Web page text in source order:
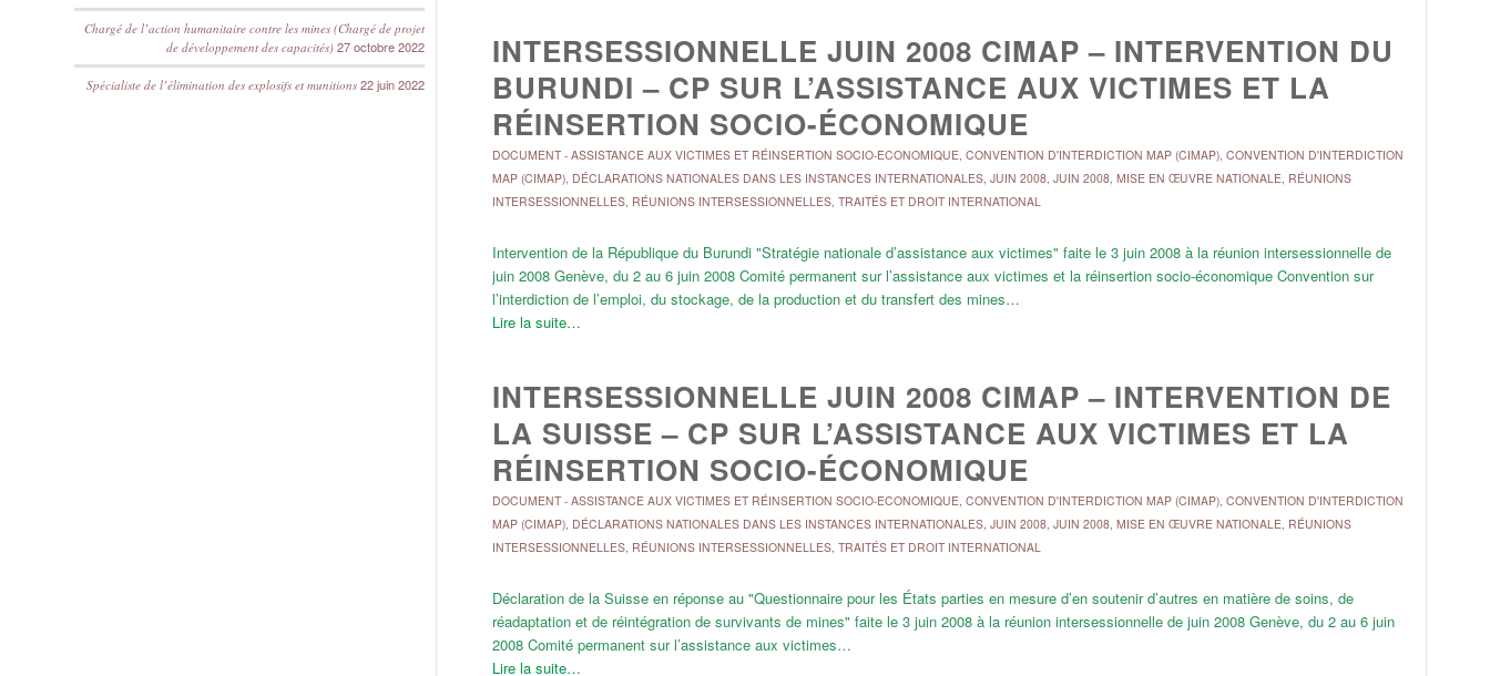
INTERSESSIONNELLE JUIN 2008 CIMAP – INTERVENTION DU
BURUNDI – CP SUR L’ASSISTANCE AUX VICTIMES ET LA
RÉINSERTION SOCIO-ÉCONOMIQUE
DOCUMENT- ASSISTANCE AUX VICTIMES ET RÉINSERTION SOCIO-ECONOMIQUE, CONVENTION D'INTERDICTION MAP (CIMAP), CONVENTION D'INTERDICTION
MAP (CIMAP), DÉCLARATIONS NATIONALES DANS LES INSTANCES INTERNATIONALES, JUIN 2008, JUIN 2008, MISE EN ŒUVRE NATIONALE, RÉUNIONS
INTERSESSIONNELLES, RÉUNIONS INTERSESSIONNELLES, TRAITÉS ET DROIT INTERNATIONAL
Intervention de la République du Burundi "Stratégie nationale d’assistance aux victimes" faite le 3 juin 2008 à la réunion intersessionnelle de
juin 2008 Genève, du 2 au 6 juin 2008 Comité permanent sur l’assistance aux victimes et la réinsertion socio-économique Convention sur
l’interdiction de l’emploi, du stockage, de la production et du transfert des mines…
Lire la suite…
INTERSESSIONNELLE JUIN 2008 CIMAP – INTERVENTION DE
LA SUISSE – CP SUR L’ASSISTANCE AUX VICTIMES ET LA
RÉINSERTION SOCIO-ÉCONOMIQUE
DOCUMENT- ASSISTANCE AUX VICTIMES ET RÉINSERTION SOCIO-ECONOMIQUE, CONVENTION D'INTERDICTION MAP (CIMAP), CONVENTION D'INTERDICTION
MAP (CIMAP), DÉCLARATIONS NATIONALES DANS LES INSTANCES INTERNATIONALES, JUIN 2008, JUIN 2008, MISE EN ŒUVRE NATIONALE, RÉUNIONS
INTERSESSIONNELLES, RÉUNIONS INTERSESSIONNELLES, TRAITÉS ET DROIT INTERNATIONAL
Déclaration de la Suisse en réponse au "Questionnaire pour les États parties en mesure d’en soutenir d’autres en matière de soins, de
réadaptation et de réintégration de survivants de mines" faite le 3 juin 2008 à la réunion intersessionnelle de juin 2008 Genève, du 2 au 6 juin
2008 Comité permanent sur l’assistance aux victimes…
Lire la suite…
Chargé de l’action humanitaire contre les mines (Chargé de projet
de développement des capacités) 27 octobre 2022
Spécialiste de l’élimination des explosifs et munitions 22 juin 2022